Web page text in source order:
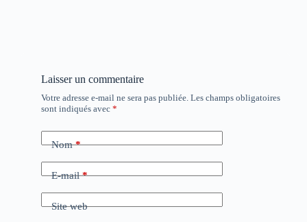
Laisser un commentaire
Votre adresse e-mail ne sera pas publiée. Les champs obligatoires
sont indiqués avec *
Nom*
E-mail*
Site web